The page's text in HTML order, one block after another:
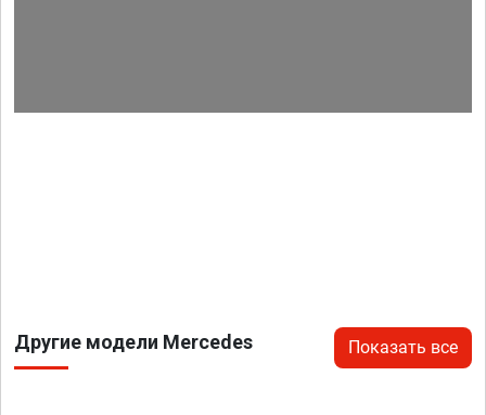
Другие модели Mercedes Показать все